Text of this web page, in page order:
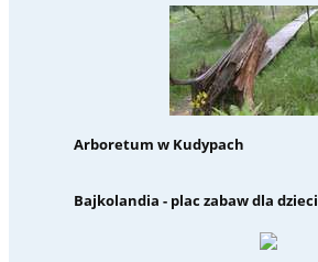
Arboretum w Kudypach
Bajkolandia - plac zabaw dla dzieci